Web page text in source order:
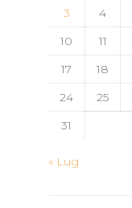
3
4
10
11
17
18
24
25
31
« Lug